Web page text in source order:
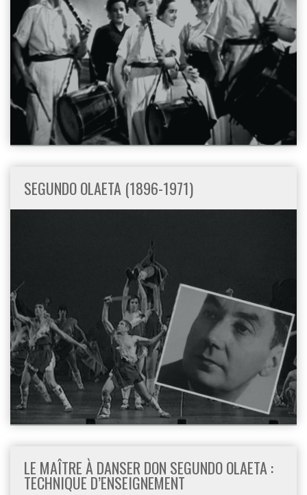
SEGUNDO OLAETA (1896-1971)
LE MAÎTRE À DANSER DON SEGUNDO OLAETA :
TECHNIQUE D’ENSEIGNEMENT